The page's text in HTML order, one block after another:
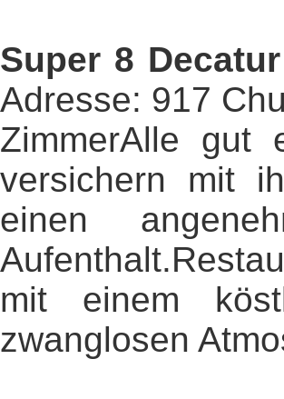
Super 8
Adresse: 917
ZimmerAlle gut
versichern mit
einen
mit einem
zwanglosen